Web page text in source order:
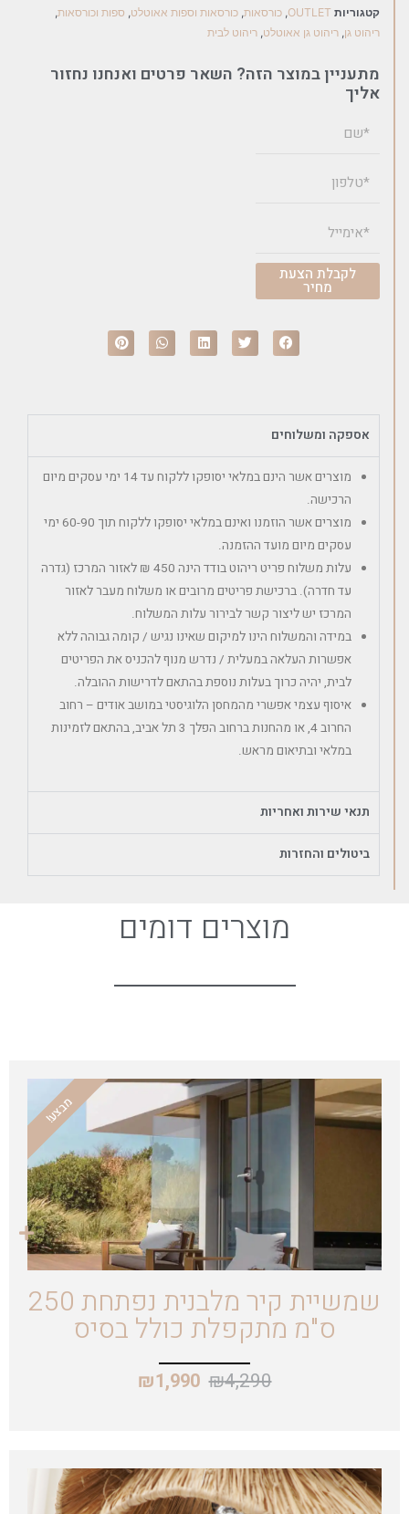
קטגוריות OUTLET
, כורסאות, כורסאות וספות אאוטלט, ספות וכורסאות,
ריהוט גן, ריהוט גן אאוטלט, ריהוט לבית
מתעניין במוצר הזה? השאר פרטים ואנחנו נחזור
אליך
לקבלת הצעת
מחיר
אספקה ומשלוחים
מוצרים אשר הינם במלאי יסופקו ללקוח עד 14 ימי עסקים מיום
הרכישה.
מוצרים אשר הוזמנו ואינם במלאי יסופקו ללקוח תוך 60-90 ימי
עסקים מיום מועד ההזמנה.
עלות משלוח פריט ריהוט בודד הינה 450 ₪ לאזור המרכז (גדרה
עד חדרה). ברכישת פריטים מרובים או משלוח מעבר לאזור
המרכז יש ליצור קשר לבירור עלות המשלוח.
במידה והמשלוח הינו למיקום שאינו נגיש / קומה גבוהה ללא
אפשרות העלאה במעלית / נדרש מנוף להכניס את הפריטים
לבית, יהיה כרוך בעלות נוספת בהתאם לדרישות ההובלה.
איסוף עצמי אפשרי מהמחסן הלוגיסטי במושב אודים – רחוב
החרוב 4, או מהחנות ברחוב הפלך 3 תל אביב, בהתאם לזמינות
במלאי ובתיאום מראש.
תנאי שירות ואחריות
ביטולים והחזרות
מוצרים דומים
מבצע!
שמשיית קיר מלבנית נפתחת 250
ס"מ מתקפלת כולל בסיס
₪4,290
₪1,990